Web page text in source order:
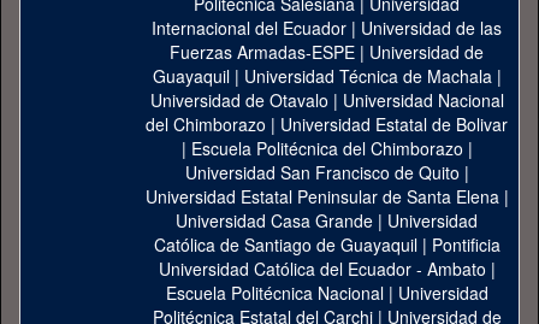
Internacional del Ecuador | Universidad de las
Fuerzas Armadas-ESPE | Universidad de
Guayaquil| Universidad Técnica de Machala|
Universidad de Otavalo | Universidad Nacional
del Chimborazo | Universidad Estatal de Bolivar
| Escuela Politécnica del Chimborazo |
Universidad San Francisco de Quito |
Universidad Estatal Peninsular de Santa Elena|
Universidad Casa Grande | Universidad
Católica de Santiago de Guayaquil| Pontificia
Universidad Católica del Ecuador - Ambato |
Escuela Politécnica Nacional| Universidad
Politécnica Estatal del Carchi| Universidad de